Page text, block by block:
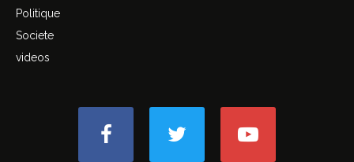
Politique
Societe
videos